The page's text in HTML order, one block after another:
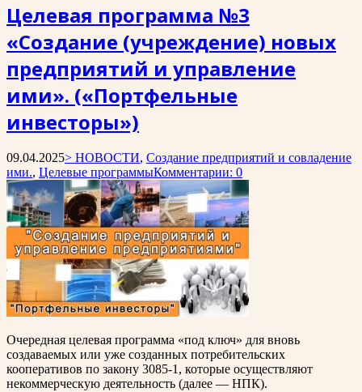
Целевая программа №3
«Создание (учреждение) новых
предприятий и управление
ими». («Портфельные
инвесторы»)
09.04.2025> НОВОСТИ, Создание предприятий и совладение
ими., Целевые программыКомментарии: 0
Очередная целевая программа «под ключ» для вновь
создаваемых или уже созданных потребительских
кооперативов по закону 3085-1, которые осуществляют
некоммерческую деятельность (далее — НПК).